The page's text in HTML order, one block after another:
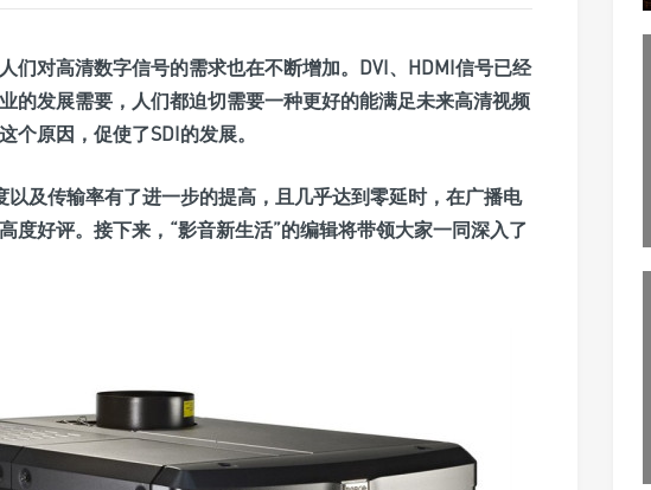
们对高清数字信号的需求也在不断增加。DVI、HDMI信号已经
的发展需要，人们都迫切需要一种更好的能满足未来高清视频
个原因，促使了SDI的发展。
以及传输率有了进一步的提高，且几乎达到零延时，在广播电
度好评。接下来，“影音新生活”的编辑将带领大家一同深入了